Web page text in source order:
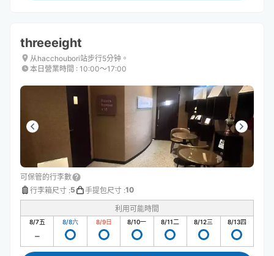
threeeight
从hacchoubori站步行5分钟。
本日營業時間 : 10:00〜17:00
可保管的行李數
行李箱尺寸 :5 手提包尺寸 :10
利用可能時間
8/7五 8/8六 8/9日 8/10一 8/11二 8/12三 8/13四